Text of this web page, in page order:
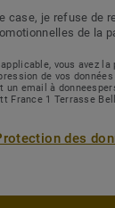
case, je refuse de
de la
vous avez la
de vos
un email à
France 1 Terrasse
des